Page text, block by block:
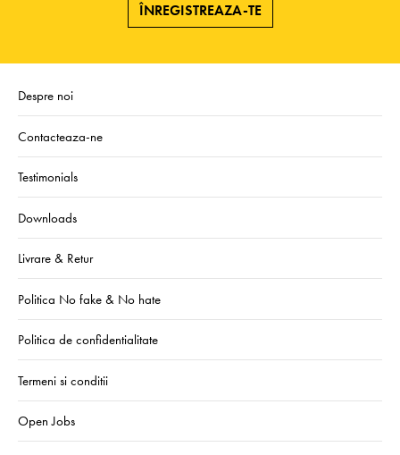
ÎNREGISTREAZA-TE
Despre noi
Contacteaza-ne
Testimonials
Downloads
Livrare & Retur
Politica No fake & No hate
Politica de confidentialitate
Termeni si conditii
Open Jobs